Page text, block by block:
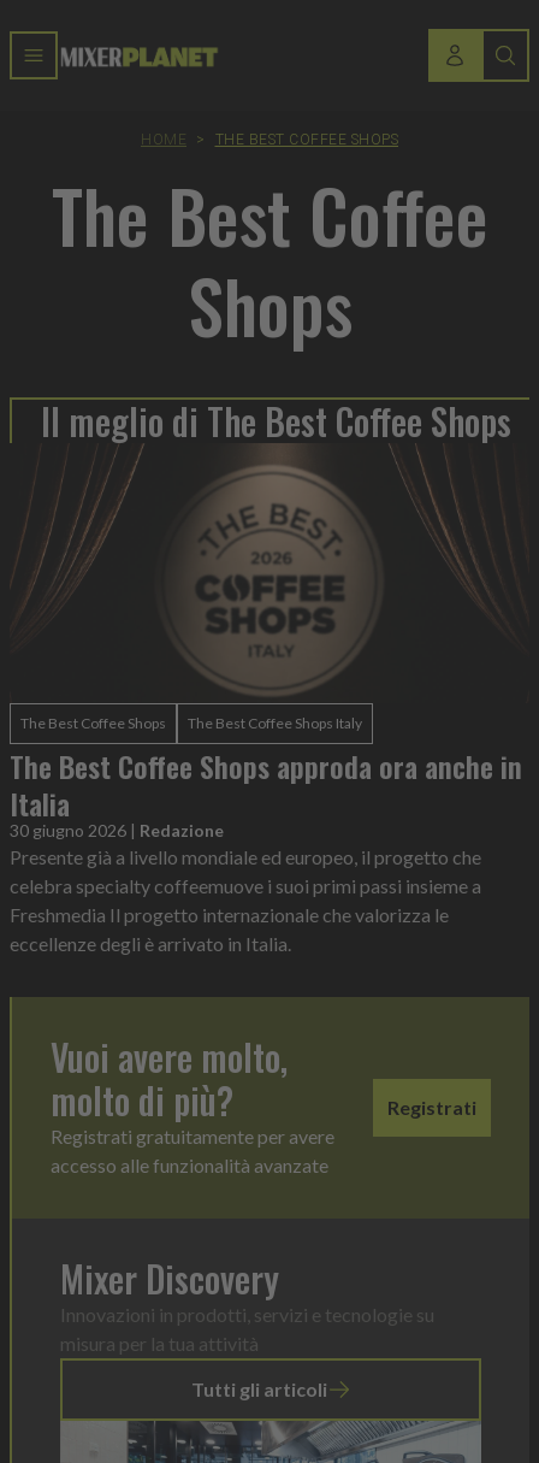
HOME > THE BEST COFFEE SHOPS
The Best Coffee
Shops
Il meglio di The Best Coffee Shops
The Best Coffee Shops The Best Coffee Shops Italy
The Best Coffee Shops approda ora anche in
Italia
30 giugno 2026 | Redazione
Presente già a livello mondiale ed europeo, il progetto che
celebra specialty coffeemuove i suoi primi passi insieme a
Freshmedia Il progetto internazionale che valorizza le
eccellenze degli è arrivato in Italia.
Vuoi avere molto,
molto di più?
Registrati gratuitamente per avere
accesso alle funzionalità avanzate
Registrati
Mixer Discovery
Innovazioni in prodotti, servizi e tecnologie su
misura per la tua attività
Tutti gli articoli